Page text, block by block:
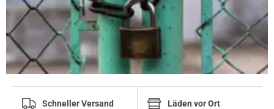
Schneller Versand Läden vor Ort